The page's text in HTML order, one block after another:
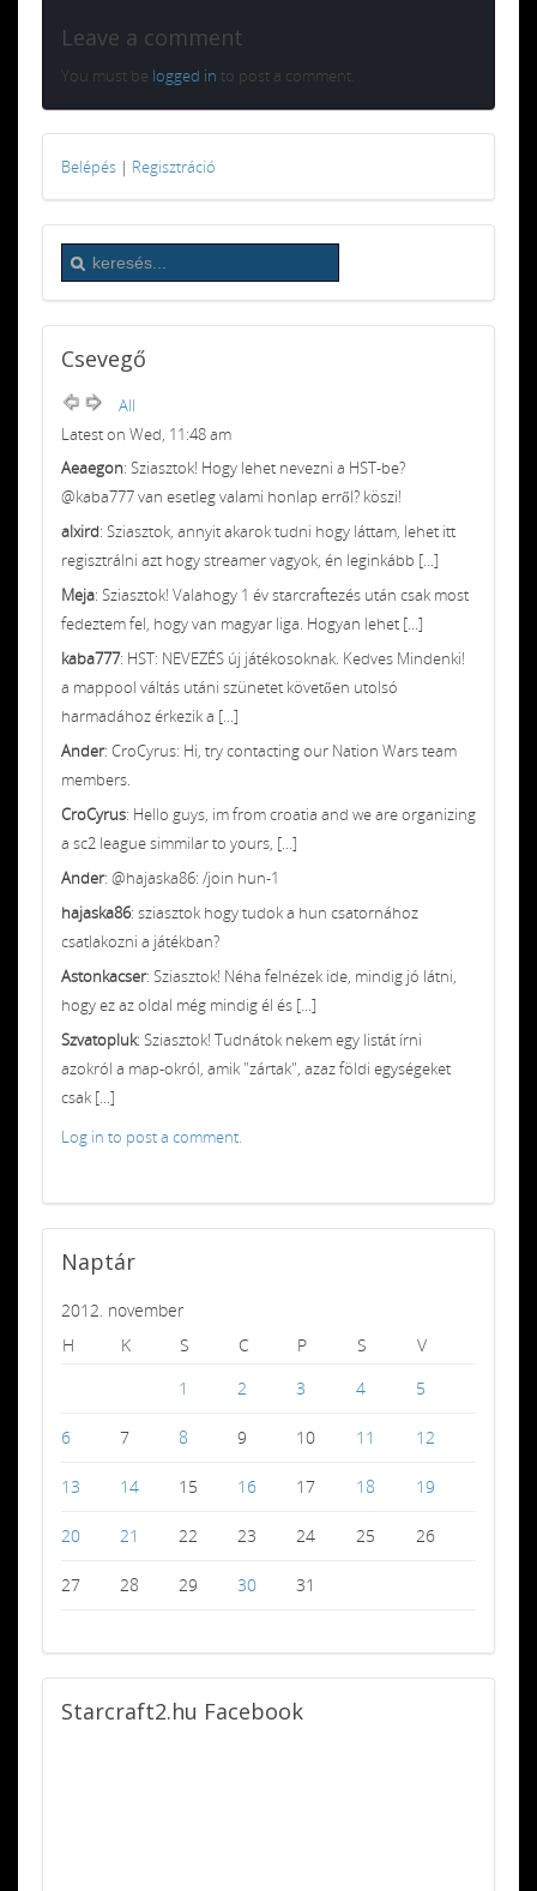
Leave a comment
You must be logged in to post a comment.
Belépés | Regisztráció
Csevegő
All
Latest on Wed, 11:48 am
Aeaegon: Sziasztok! Hogy lehet nevezni a HST-be?
@kaba777 van esetleg valami honlap erről? köszi!
alxird: Sziasztok, annyit akarok tudni hogy láttam, lehet itt
regisztrálni azt hogy streamer vagyok, én leginkább [...]
Meja: Sziasztok! Valahogy 1 év starcraftezés után csak most
fedeztem fel, hogy van magyar liga. Hogyan lehet [...]
kaba777: HST: NEVEZÉS új játékosoknak. Kedves Mindenki!
a mappool váltás utáni szünetet követően utolsó
harmadához érkezik a [...]
Ander: CroCyrus: Hi, try contacting our Nation Wars team
members.
CroCyrus: Hello guys, im from croatia and we are organizing
a sc2 league simmilar to yours, [...]
Ander: @hajaska86: /join hun-1
hajaska86: sziasztok hogy tudok a hun csatornához
csatlakozni a játékban?
Astonkacser: Sziasztok! Néha felnézek ide, mindig jó látni,
hogy ez az oldal még mindig él és [...]
Szvatopluk: Sziasztok! Tudnátok nekem egy listát írni
azokról a map-okról, amik "zártak", azaz földi egységeket
csak [...]
Log in to post a comment.
Naptár
2012. november
H
K S C P S
V
1
2 3 4 5
6 7 8 9 10 11 12
13 14 15 16 17 18 19
20 21 22 23 24 25 26
27 28 29 30 31
Starcraft2.hu Facebook